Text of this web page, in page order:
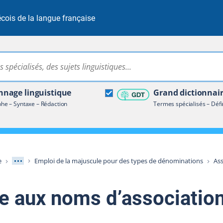
de la langue française
Rechercher dans tout le site
linguistique
– Syntaxe – Rédaction
Grand
Termes spécialisés –
terminologique
Afficher les niveaux intermédiaires
Emploi de la majuscule pour des types de dénominations
aux noms